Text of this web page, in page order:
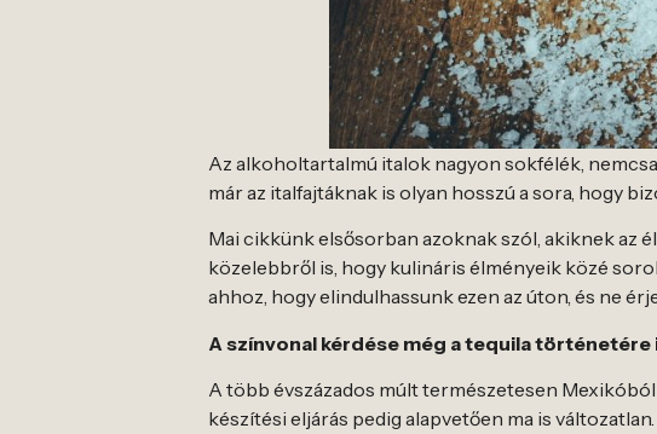
Az alkoholtartalmú italok nagyon sokfélék,
már az italfajtáknak is olyan hosszú a sora, hogy
Mai cikkünk elsősorban azoknak szól, akiknek az
közelebbről is, hogy kulináris élményeik közé
ahhoz, hogy elindulhassunk ezen az úton, és ne
A színvonal kérdése még a tequila
A több évszázados múlt természetesen Mexikóból
készítési eljárás pedig alapvetően ma is